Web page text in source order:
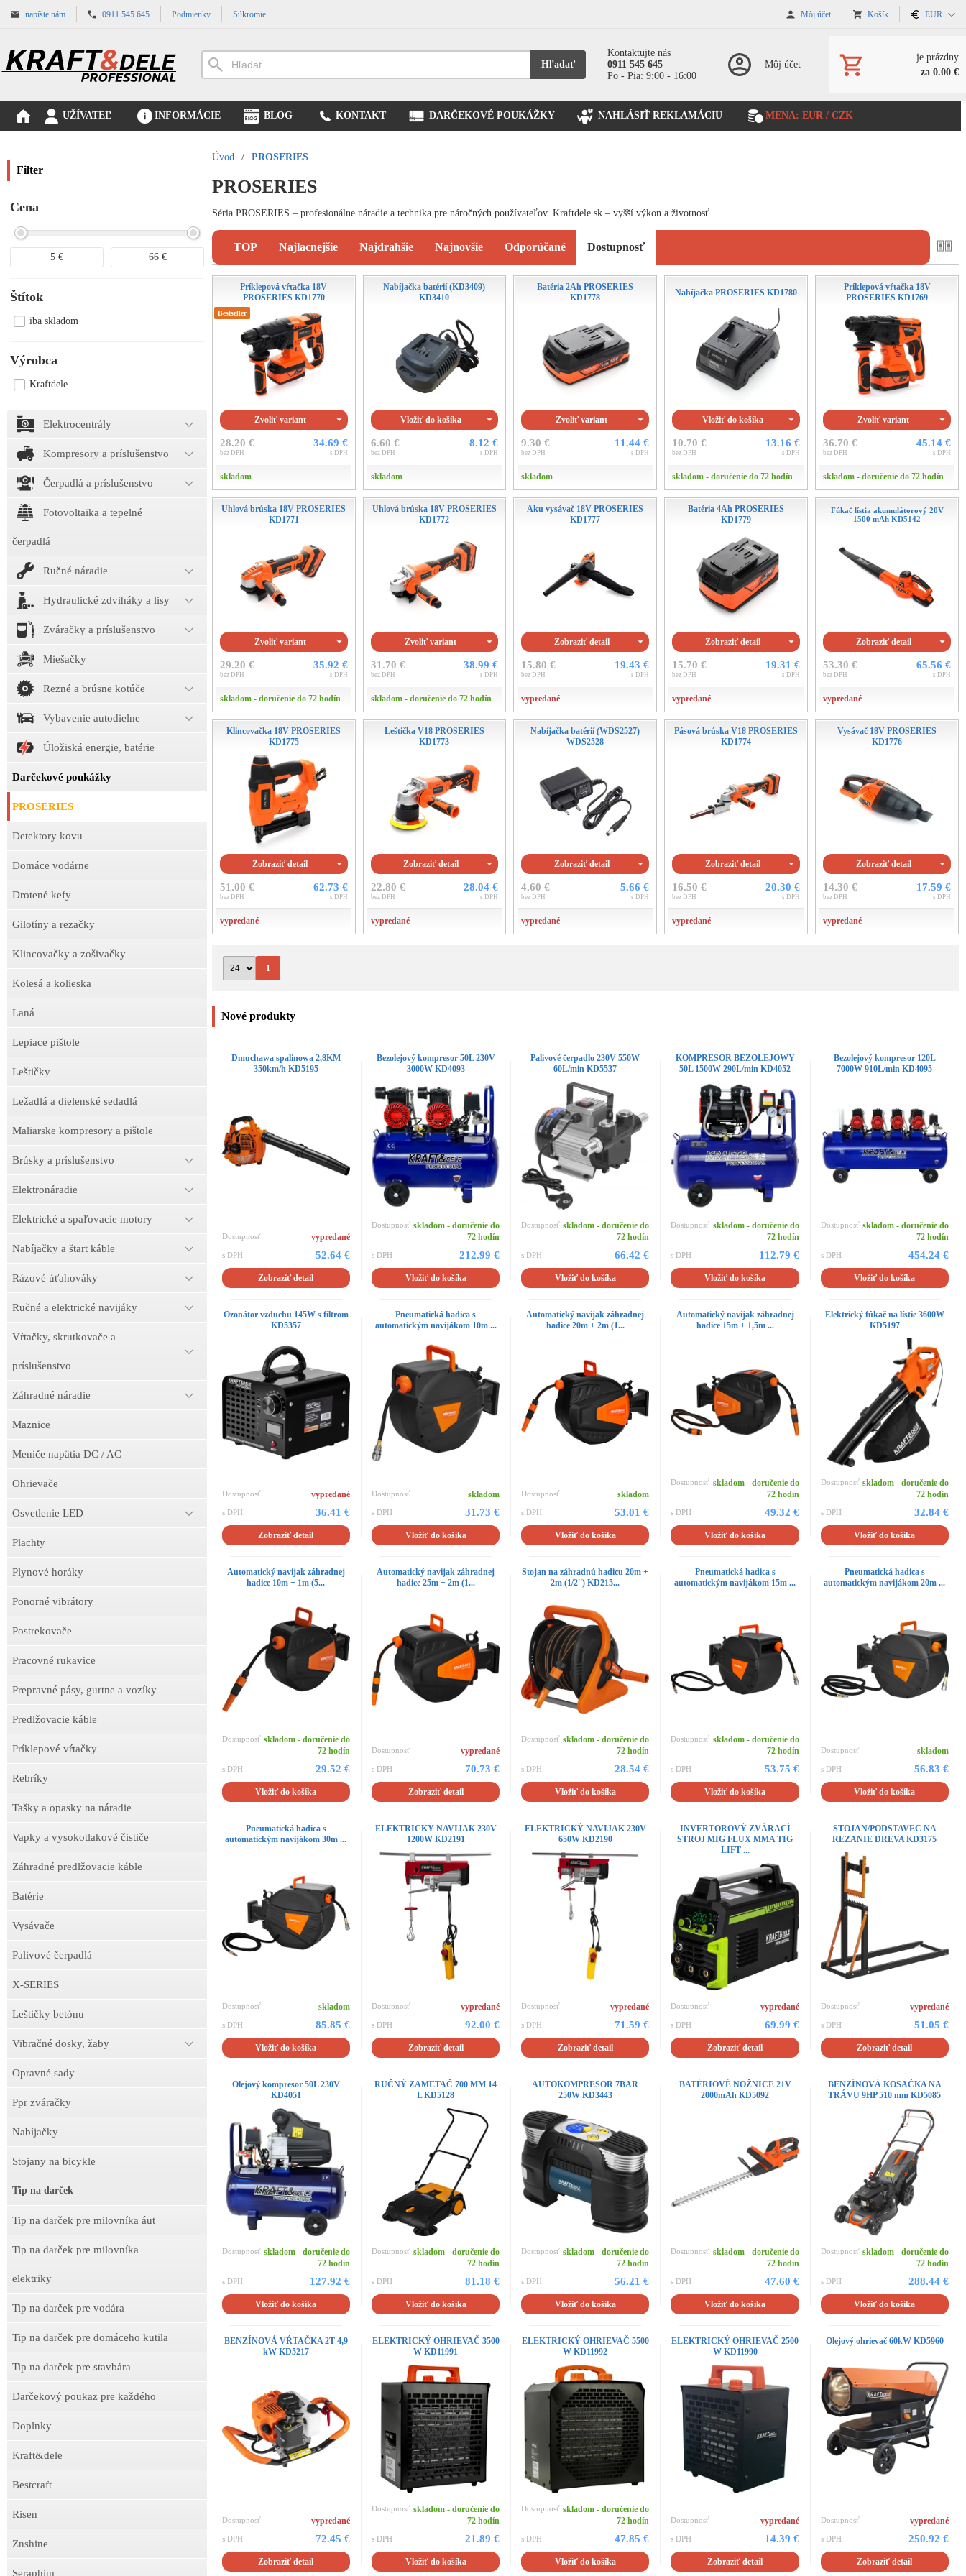
napíšte nám 0911 545 645 Podmienky Súkromie Môj účet Košík EUR
Hľadať
Kontaktujte nás
0911 545 645
Po - Pia: 9:00 - 16:00
Môj účet
je prázdny
za 0.00 €
UŽÍVATEĽ INFORMÁCIE BLOG KONTAKT DARČEKOVÉ POUKÁŽKY NAHLÁSIŤ REKLAMÁCIU MENA: EUR / CZK
Filter
Cena
5 € 66€
Štítok
iba skladom
Výrobca
Kraftdele
Elektrocentrály
Kompresory a príslušenstvo
Čerpadlá a príslušenstvo
Fotovoltaika a tepelné
čerpadlá
Ručné náradie
Hydraulické zdviháky a lisy
Zváračky a príslušenstvo
Miešačky
Rezné a brúsne kotúče
Vybavenie autodielne
Úložiská energie, batérie
Darčekové poukážky
PROSERIES
Detektory kovu
Domáce vodárne
Drotené kefy
Gilotíny a rezačky
Klincovačky a zošivačky
Kolesá a kolieska
Laná
Lepiace pištole
Leštičky
Ležadlá a dielenské sedadlá
Maliarske kompresory a pištole
Brúsky a príslušenstvo
Elektronáradie
Elektrické a spaľovacie motory
Nabíjačky a štart káble
Rázové úťahováky
Ručné a elektrické navijáky
Vŕtačky, skrutkovače a
príslušenstvo
Záhradné náradie
Maznice
Meniče napätia DC / AC
Ohrievače
Osvetlenie LED
Plachty
Plynové horáky
Ponorné vibrátory
Postrekovače
Pracovné rukavice
Prepravné pásy, gurtne a vozíky
Predlžovacie káble
Príklepové vŕtačky
Rebríky
Tašky a opasky na náradie
Vapky a vysokotlakové čističe
Záhradné predlžovacie káble
Batérie
Vysávače
Palivové čerpadlá
X-SERIES
Leštičky betónu
Vibračné dosky, žaby
Opravné sady
Ppr zváračky
Nabíjačky
Stojany na bicykle
Tip na darček
Tip na darček pre milovníka áut
Tip na darček pre milovníka
elektriky
Tip na darček pre vodára
Tip na darček pre domáceho kutila
Tip na darček pre stavbára
Darčekový poukaz pre každého
Doplnky
Kraft&dele
Bestcraft
Risen
Znshine
Seraphim
Úvod / PROSERIES
PROSERIES
Séria PROSERIES – profesionálne náradie a technika pre náročných používateľov. Kraftdele.sk – vyšší výkon a životnosť.
TOP Najlacnejšie Najdrahšie Najnovšie Odporúčané Dostupnosť
Príklepová vŕtačka 18V
PROSERIES KD1770
Bestseller
Zvoliť variant
28.20 €
bez DPH
34.69 €
s DPH
skladom
Nabíjačka batérií (KD3409)
KD3410
Vložiť do košíka
6.60 €
bez DPH
8.12 €
s DPH
skladom
Batéria 2Ah PROSERIES
KD1778
Zvoliť variant
9.30 €
bez DPH
11.44 €
s DPH
skladom
Nabíjačka PROSERIES KD1780
Vložiť do košíka
10.70 €
bez DPH
13.16 €
s DPH
skladom - doručenie do 72 hodín
Príklepová vŕtačka 18V
PROSERIES KD1769
Zvoliť variant
36.70 €
bez DPH
45.14 €
s DPH
skladom - doručenie do 72 hodín
Uhlová brúska 18V PROSERIES
KD1771
Zvoliť variant
29.20 €
bez DPH
35.92 €
s DPH
skladom - doručenie do 72 hodín
Uhlová brúska 18V PROSERIES
KD1772
Zvoliť variant
31.70 €
bez DPH
38.99 €
s DPH
skladom - doručenie do 72 hodín
Aku vysávač 18V PROSERIES
KD1777
Zobraziť detail
15.80 €
bez DPH
19.43 €
s DPH
vypredané
Batéria 4Ah PROSERIES
KD1779
Zobraziť detail
15.70 €
bez DPH
19.31 €
s DPH
vypredané
Fúkač lístia akumulátorový 20V
1500 mAh KD5142
Zobraziť detail
53.30 €
bez DPH
65.56 €
s DPH
vypredané
Klincovačka 18V PROSERIES
KD1775
Zobraziť detail
51.00 €
bez DPH
62.73 €
s DPH
vypredané
Leštička V18 PROSERIES
KD1773
Zobraziť detail
22.80 €
bez DPH
28.04 €
s DPH
vypredané
Nabíjačka batérií (WDS2527)
WDS2528
Zobraziť detail
4.60 €
bez DPH
5.66 €
s DPH
vypredané
Pásová brúska V18 PROSERIES
KD1774
Zobraziť detail
16.50 €
bez DPH
20.30 €
s DPH
vypredané
Vysávač 18V PROSERIES
KD1776
Zobraziť detail
14.30 €
bez DPH
17.59 €
s DPH
vypredané
1
Nové produkty
Dmuchawa spalinowa 2,8KM
350km/h KD5195
Dostupnosť vypredané
s DPH 52.64 €
Zobraziť detail
Bezolejový kompresor 50L 230V
3000W KD4093
Dostupnosť skladom - doručenie do
72 hodín
s DPH 212.99 €
Vložiť do košíka
Palivové čerpadlo 230V 550W
60L/min KD5537
Dostupnosť skladom - doručenie do
72 hodín
s DPH 66.42 €
Vložiť do košíka
KOMPRESOR BEZOLEJOWY
50L 1500W 290L/min KD4052
Dostupnosť skladom - doručenie do
72 hodín
s DPH 112.79 €
Vložiť do košíka
Bezolejový kompresor 120L
7000W 910L/min KD4095
Dostupnosť skladom - doručenie do
72 hodín
s DPH 454.24 €
Vložiť do košíka
Ozonátor vzduchu 145W s filtrom
KD5357
Dostupnosť vypredané
s DPH 36.41 €
Zobraziť detail
Pneumatická hadica s
automatickým navijákom 10m ...
Dostupnosť skladom
s DPH 31.73 €
Vložiť do košíka
Automatický navijak záhradnej
hadice 20m + 2m (1...
Dostupnosť skladom
s DPH 53.01 €
Vložiť do košíka
Automatický navijak záhradnej
hadice 15m + 1,5m ...
Dostupnosť skladom - doručenie do
72 hodín
s DPH 49.32 €
Vložiť do košíka
Elektrický fúkač na lístie 3600W
KD5197
Dostupnosť skladom - doručenie do
72 hodín
s DPH 32.84 €
Vložiť do košíka
Automatický navijak záhradnej
hadice 10m + 1m (5...
Dostupnosť skladom - doručenie do
72 hodín
s DPH 29.52 €
Vložiť do košíka
Automatický navijak záhradnej
hadice 25m + 2m (1...
Dostupnosť vypredané
s DPH 70.73 €
Zobraziť detail
Stojan na záhradnú hadicu 20m +
2m (1/2'') KD215...
Dostupnosť skladom - doručenie do
72 hodín
s DPH 28.54 €
Vložiť do košíka
Pneumatická hadica s
automatickým navijákom 15m ...
Dostupnosť skladom - doručenie do
72 hodín
s DPH 53.75 €
Vložiť do košíka
Pneumatická hadica s
automatickým navijákom 20m ...
Dostupnosť skladom
s DPH 56.83 €
Vložiť do košíka
Pneumatická hadica s
automatickým navijákom 30m ...
Dostupnosť skladom
s DPH 85.85 €
Vložiť do košíka
ELEKTRICKÝ NAVIJAK 230V
1200W KD2191
Dostupnosť vypredané
s DPH 92.00 €
Zobraziť detail
ELEKTRICKÝ NAVIJAK 230V
650W KD2190
Dostupnosť vypredané
s DPH 71.59 €
Zobraziť detail
INVERTOROVÝ ZVÁRACÍ
STROJ MIG FLUX MMA TIG
LIFT ...
Dostupnosť vypredané
s DPH 69.99 €
Zobraziť detail
STOJAN/PODSTAVEC NA
REZANIE DREVA KD3175
Dostupnosť vypredané
s DPH 51.05 €
Zobraziť detail
Olejový kompresor 50L 230V
KD4051
Dostupnosť skladom - doručenie do
72 hodín
s DPH 127.92 €
Vložiť do košíka
RUČNÝ ZAMETAČ 700 MM 14
L KD5128
Dostupnosť skladom - doručenie do
72 hodín
s DPH 81.18 €
Vložiť do košíka
AUTOKOMPRESOR 7BAR
250W KD3443
Dostupnosť skladom - doručenie do
72 hodín
s DPH 56.21 €
Vložiť do košíka
BATÉRIOVÉ NOŽNICE 21V
2000mAh KD5092
Dostupnosť skladom - doručenie do
72 hodín
s DPH 47.60 €
Vložiť do košíka
BENZÍNOVÁ KOSAČKA NA
TRÁVU 9HP 510 mm KD5085
Dostupnosť skladom - doručenie do
72 hodín
s DPH 288.44 €
Vložiť do košíka
BENZÍNOVÁ VŔTAČKA 2T 4,9
kW KD5217
Dostupnosť vypredané
s DPH 72.45 €
Zobraziť detail
ELEKTRICKÝ OHRIEVAČ 3500
W KD11991
Dostupnosť skladom - doručenie do
72 hodín
s DPH 21.89 €
Vložiť do košíka
ELEKTRICKÝ OHRIEVAČ 5500
W KD11992
Dostupnosť skladom - doručenie do
72 hodín
s DPH 47.85 €
Vložiť do košíka
ELEKTRICKÝ OHRIEVAČ 2500
W KD11990
Dostupnosť vypredané
s DPH 14.39 €
Zobraziť detail
Olejový ohrievač 60kW KD5960
Dostupnosť vypredané
s DPH 250.92 €
Zobraziť detail